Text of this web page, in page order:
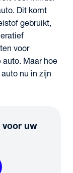
Dit komt
gebruikt,
voor
auto. Maar hoe
nu in zijn
voor uw